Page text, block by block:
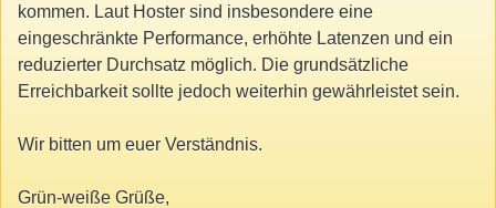
kommen. Laut Hoster sind insbesondere eine
eingeschränkte Performance, erhöhte Latenzen und ein
reduzierter Durchsatz möglich. Die grundsätzliche
Erreichbarkeit sollte jedoch weiterhin gewährleistet sein.
Wir bitten um euer Verständnis.
Grün-weiße Grüße,